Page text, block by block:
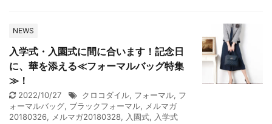
NEWS
入学式・入園式に間に合います！記念日
に、華を添える≪フォーマルバッグ特集
≫！
2022/10/27 クロコダイル, フォーマル, フ
ォーマルバッグ, ブラックフォーマル, メルマガ
20180326, メルマガ20180328, 入園式, 入学式